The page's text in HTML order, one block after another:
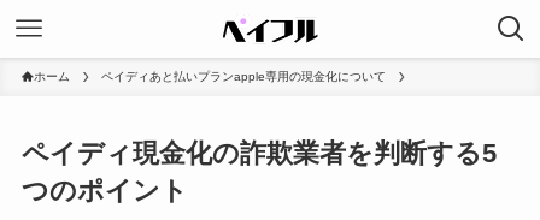
ホーム ペイディあと払いプランapple専用の現金化について
ペイディ現金化の詐欺業者を判断する5
つのポイント